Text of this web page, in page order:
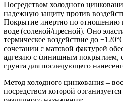
Посредством холодного
надежную защиту против
Покрытие инертно по отношению
воде (соленой/пресной). Оно
термическое воздействие до
сочетании с матовой фактурой
адгезию с финишным покрытием,
грунта для последующего
Метод холодного цинкования –
посредством которой